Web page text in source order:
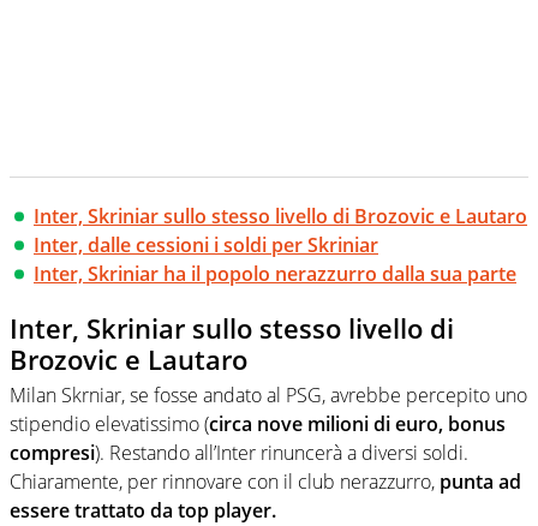
Inter, Skriniar sullo stesso livello di Brozovic e Lautaro
Inter, dalle cessioni i soldi per Skriniar
Inter, Skriniar ha il popolo nerazzurro dalla sua parte
Inter, Skriniar sullo stesso livello di
Brozovic e Lautaro
Milan Skrniar, se fosse andato al PSG, avrebbe percepito uno
stipendio elevatissimo (circa nove milioni di euro, bonus
compresi). Restando all’Inter rinuncerà a diversi soldi.
Chiaramente, per rinnovare con il club nerazzurro, punta ad
essere trattato da top player.